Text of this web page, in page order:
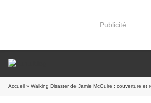
Publicité
Accueil » Walking Disaster de Jamie McGuire : couverture et